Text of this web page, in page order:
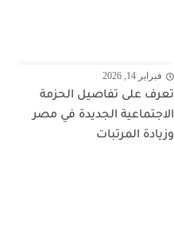
فبراير 14, 2026
تعرف على تفاصيل الحزمة
الاجتماعية الجديدة في مصر
وزيادة المرتبات